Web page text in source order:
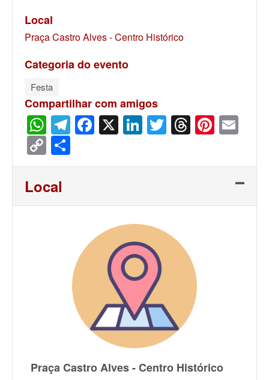
Local
Praça Castro Alves - Centro Histórico
Categoria do evento
Festa
Compartilhar com amigos
WhatsApp
Telegram
Facebook
X LinkedIn
Twitter
Threads
Copy
Link
Local
Praça Castro Alves - Centro Histórico